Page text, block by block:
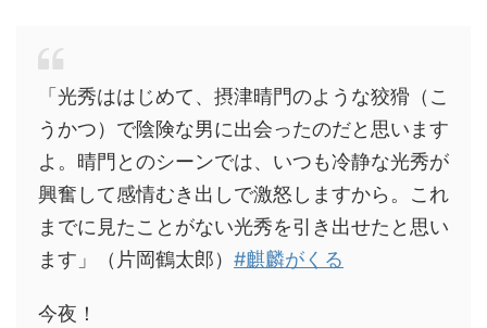
「光秀ははじめて、摂津晴門のような狡猾（こ
うかつ）で陰険な男に出会ったのだと思います
よ。晴門とのシーンでは、いつも冷静な光秀が
興奮して感情むき出しで激怒しますから。これ
までに見たことがない光秀を引き出せたと思い
ます」（片岡鶴太郎） #麒麟がくる
今夜！